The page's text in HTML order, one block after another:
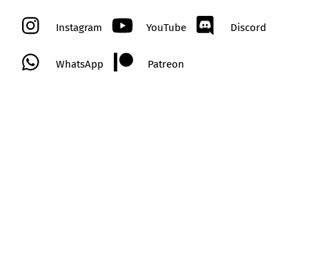
Instagram YouTube Discord
WhatsApp Patreon